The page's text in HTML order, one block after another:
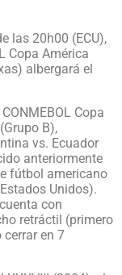
las 20h00 (ECU),
Copa América
albergará el
Copa
B),
vs. Ecuador
anteriormente
fútbol americano
Unidos).
con
retráctil (primero
en 7